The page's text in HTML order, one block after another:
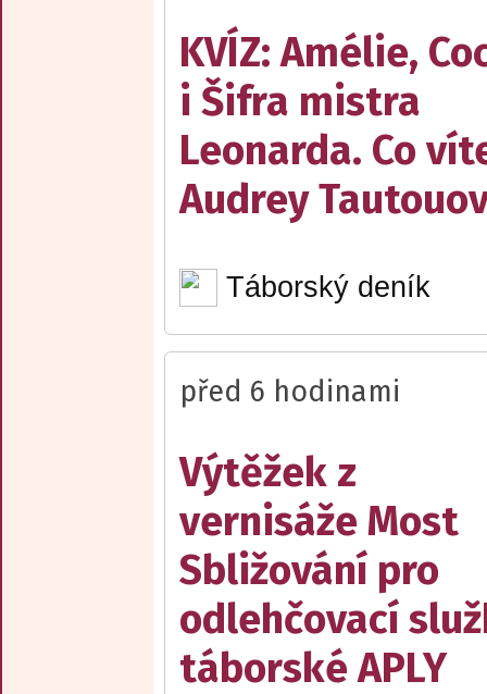
KVÍZ: Amélie,
i Šifra mistra
Leonarda. Co
Audrey
Táborský deník
před 6 hodinami
Výtěžek z
vernisáže Most
Sbližování pro
odlehčovací
táborské APLY